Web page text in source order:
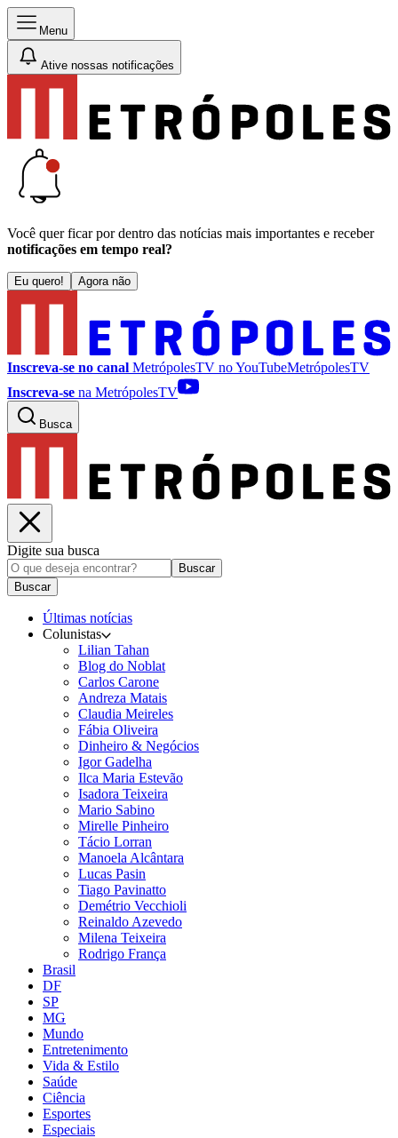
Menu
Ative nossas notificações
Você quer ficar por dentro das notícias mais importantes e receber
notificações em tempo real?
Eu quero! Agora não
Inscreva-se no canal MetrópolesTV noYouTubeMetrópolesTV
Inscreva-se na MetrópolesTV
Busca
Digite sua busca
Buscar
Buscar
Últimas notícias
Colunistas
Lilian Tahan
Blog do Noblat
Carlos Carone
Andreza Matais
Claudia Meireles
Fábia Oliveira
Dinheiro & Negócios
Igor Gadelha
Ilca Maria Estevão
Isadora Teixeira
Mario Sabino
Mirelle Pinheiro
Tácio Lorran
Manoela Alcântara
Lucas Pasin
Tiago Pavinatto
Demétrio Vecchioli
Reinaldo Azevedo
Milena Teixeira
Rodrigo França
Brasil
DF
SP
MG
Mundo
Entretenimento
Vida & Estilo
Saúde
Ciência
Esportes
Especiais